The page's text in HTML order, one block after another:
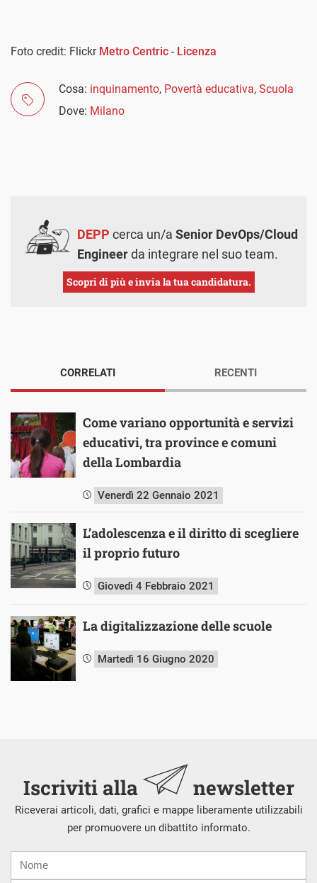
Foto credit: Flickr Metro Centric - Licenza
Cosa: inquinamento, Povertà educativa, Scuola
Dove: Milano
DEPP cerca un/a Senior DevOps/Cloud
Engineerda integrare nel suo team.
Scopri di più e invia la tua candidatura.
CORRELATI
Come variano opportunità e servizi
educativi, tra province e comuni
della Lombardia
Venerdì 22 Gennaio 2021
L’adolescenza e il diritto di scegliere
il proprio futuro
Giovedì 4 Febbraio 2021
La digitalizzazione delle scuole
Martedì 16 Giugno 2020
RECENTI
Iscriviti alla newsletter
Riceverai articoli, dati, grafici e mappe liberamente utilizzabili
per promuovere un dibattito informato.
mail